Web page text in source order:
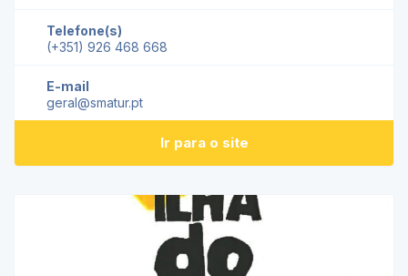
Telefone(s)
(+351) 926 468 668
E-mail
geral@smatur.pt
Ir para o site